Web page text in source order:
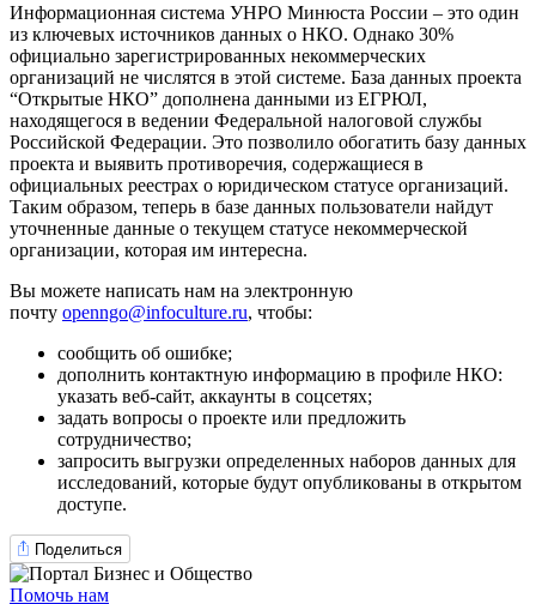
Информационная система УНРО Минюста России – это один
из ключевых источников данных о НКО. Однако 30%
официально зарегистрированных некоммерческих
организаций не числятся в этой системе. База данных проекта
“Открытые НКО” дополнена данными из ЕГРЮЛ,
находящегося в ведении Федеральной налоговой службы
Российской Федерации. Это позволило обогатить базу данных
проекта и выявить противоречия, содержащиеся в
официальных реестрах о юридическом статусе организаций.
Таким образом, теперь в базе данных пользователи найдут
уточненные данные о текущем статусе некоммерческой
организации, которая им интересна.
Вы можете написать нам на электронную
почту openngo@infoculture.ru, чтобы:
сообщить об ошибке;
дополнить контактную информацию в профиле НКО:
указать веб-сайт, аккаунты в соцсетях;
задать вопросы о проекте или предложить
сотрудничество;
запросить выгрузки определенных наборов данных для
исследований, которые будут опубликованы в открытом
доступе.
Поделиться
Помочь нам